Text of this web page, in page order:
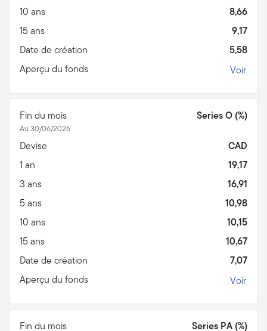
10 ans
8,66
15 ans
9,17
Date de création
5,58
Aperçu du fonds
Voir
Fin du mois
Au 30/06/2026
Series O (%)
Devise
CAD
1 an
19,17
3 ans
16,91
5 ans
10,98
10 ans
10,15
15 ans
10,67
Date de création
7,07
Aperçu du fonds
Voir
Fin du mois Series PA (%)